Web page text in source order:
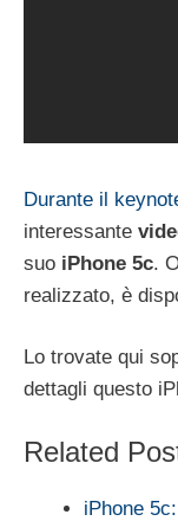
Durante il
interessante
suo iPhone 5c.
realizzato, è
Lo trovate qui
dettagli questo
Related
iPhone